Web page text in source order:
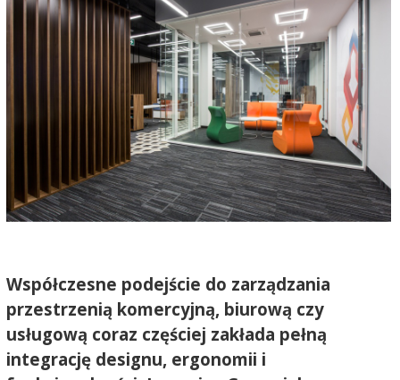
Współczesne podejście do zarządzania
przestrzenią komercyjną, biurową czy
usługową coraz częściej zakłada pełną
integrację designu, ergonomii i